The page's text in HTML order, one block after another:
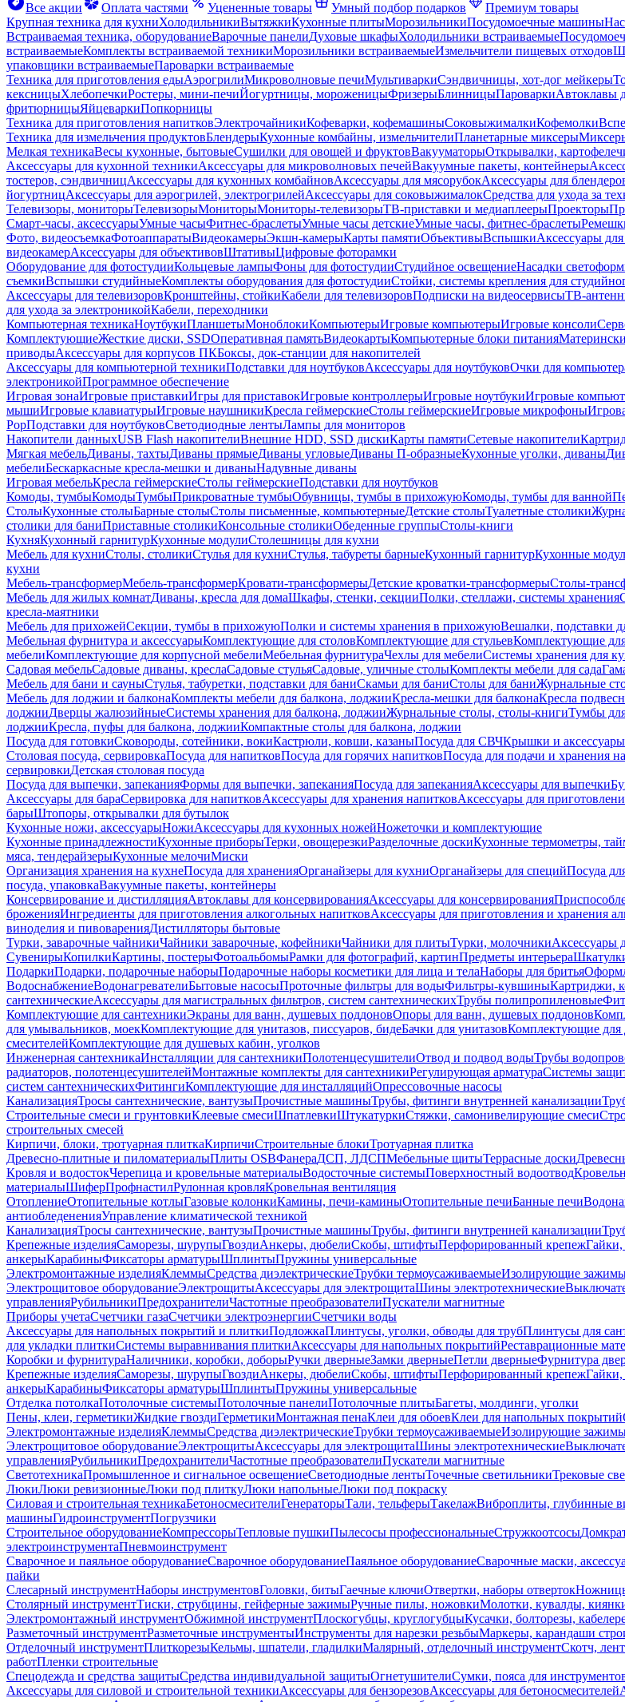
Все акции
Оплата частями Уцененные товары Умный подбор подарков
Премиум товары
Крупная техника для кухниХолодильникиВытяжкиКухонные плитыМорозильникиПосудомоечные машины
Встраиваемая техника, оборудованиеВарочные панелиДуховые шкафыХолодильники встраиваемые
встраиваемыеКомплекты встраиваемой техникиМорозильники встраиваемыеИзмельчители пищевых отходов
упаковщики встраиваемыеПароварки встраиваемые
Техника для приготовления едыАэрогрилиМикроволновые печиМультиваркиСэндвичницы, хот-дог мейкеры
кексницыХлебопечкиРостеры, мини-печиЙогуртницы, мороженицыФризерыБлинницыПароваркиАвтоклавы
фритюрницыЯйцеваркиПопкорницы
Техника для приготовления напитковЭлектрочайникиКофеварки, кофемашиныСоковыжималкиКофемолки
Техника для измельчения продуктовБлендерыКухонные комбайны, измельчителиПланетарные миксеры
Мелкая техникаВесы кухонные, бытовыеСушилки для овощей и фруктовВакууматорыОткрывалки,
Аксессуары для кухонной техникиАксессуары для микроволновых печейВакуумные пакеты, контейнеры
тостеров, сэндвичницАксессуары для кухонных комбайновАксессуары для мясорубокАксессуары для
йогуртницАксессуары для аэрогрилей, электрогрилейАксессуары для соковыжималокСредства для ухода за
Телевизоры, мониторыТелевизорыМониторыМониторы-телевизорыТВ-приставки и медиаплеерыПроекторы
Смарт-часы, аксессуарыУмные часыФитнес-браслетыУмные часы детскиеУмные часы, фитнес-браслеты
Фото, видеосъемкаФотоаппаратыВидеокамерыЭкшн-камерыКарты памятиОбъективыВспышкиАксессуары
видеокамерАксессуары для объективовШтативыЦифровые фоторамки
Оборудование для фотостудииКольцевые лампыФоны для фотостудииСтудийное освещениеНасадки
съемкиВспышки студийныеКомплекты оборудования для фотостудииСтойки, системы крепления для
Аксессуары для телевизоровКронштейны, стойкиКабели для телевизоровПодписки на видеосервисыТВ-
для ухода за электроникойКабели, переходники
Компьютерная техникаНоутбукиПланшетыМоноблокиКомпьютерыИгровые компьютерыИгровые консоли
КомплектующиеЖесткие диски, SSDОперативная памятьВидеокартыКомпьютерные блоки питания
приводыАксессуары для корпусов ПКБоксы, док-станции для накопителей
Аксессуары для компьютерной техникиПодставки для ноутбуковАксессуары для ноутбуковОчки для
электроникойПрограммное обеспечение
Игровая зонаИгровые приставкиИгры для приставокИгровые контроллерыИгровые ноутбукиИгровые
мышиИгровые клавиатурыИгровые наушникиКресла геймерскиеСтолы геймерскиеИгровые микрофоны
PopПодставки для ноутбуковСветодиодные лентыЛампы для мониторов
Накопители данныхUSB Flash накопителиВнешние HDD, SSD дискиКарты памятиСетевые накопители
Мягкая мебельДиваны, тахтыДиваны прямыеДиваны угловыеДиваны П-образныеКухонные уголки, диваны
мебелиБескаркасные кресла-мешки и диваныНадувные диваны
Игровая мебельКресла геймерскиеСтолы геймерскиеПодставки для ноутбуков
Комоды, тумбыКомодыТумбыПрикроватные тумбыОбувницы, тумбы в прихожуюКомоды, тумбы для ванной
СтолыКухонные столыБарные столыСтолы письменные, компьютерныеДетские столыТуалетные столики
столики для баниПриставные столикиКонсольные столикиОбеденные группыСтолы-книги
КухняКухонный гарнитурКухонные модулиСтолешницы для кухни
Мебель для кухниСтолы, столикиСтулья для кухниСтулья, табуреты барныеКухонный гарнитурКухонные
кухни
Мебель-трансформерМебель-трансформерКровати-трансформерыДетские кроватки-трансформерыСтолы-
Мебель для жилых комнатДиваны, кресла для домаШкафы, стенки, секцииПолки, стеллажи, системы хранения
кресла-маятники
Мебель для прихожейСекции, тумбы в прихожуюПолки и системы хранения в прихожуюВешалки, подставки
Мебельная фурнитура и аксессуарыКомплектующие для столовКомплектующие для стульевКомплектующие
мебелиКомплектующие для корпусной мебелиМебельная фурнитураЧехлы для мебелиСистемы хранения для
Садовая мебельСадовые диваны, креслаСадовые стульяСадовые, уличные столыКомплекты мебели для сада
Мебель для бани и сауныСтулья, табуретки, подставки для баниСкамьи для баниСтолы для баниЖурнальные
Мебель для лоджии и балконаКомплекты мебели для балкона, лоджииКресла-мешки для балконаКресла
лоджииДверцы жалюзийныеСистемы хранения для балкона, лоджииЖурнальные столы, столы-книгиТумбы
лоджииКресла, пуфы для балкона, лоджииКомпактные столы для балкона, лоджии
Посуда для готовкиСковороды, сотейники, вокиКастрюли, ковши, казаныПосуда для СВЧКрышки и
Столовая посуда, сервировкаПосуда для напитковПосуда для горячих напитковПосуда для подачи и хранения
сервировкиДетская столовая посуда
Посуда для выпечки, запеканияФормы для выпечки, запеканияПосуда для запеканияАксессуары для выпечки
Аксессуары для бараСервировка для напитковАксессуары для хранения напитковАксессуары для
барыШтопоры, открывалки для бутылок
Кухонные ножи, аксессуарыНожиАксессуары для кухонных ножейНожеточки и комплектующие
Кухонные принадлежностиКухонные приборыТерки, овощерезкиРазделочные доскиКухонные термометры,
мяса, тендерайзерыКухонные мелочиМиски
Организация хранения на кухнеПосуда для храненияОрганайзеры для кухниОрганайзеры для специйПосуда
посуда, упаковкаВакуумные пакеты, контейнеры
Консервирование и дистилляцияАвтоклавы для консервированияАксессуары для консервирования
броженияИнгредиенты для приготовления алкогольных напитковАксессуары для приготовления и хранения
виноделия и пивоваренияДистилляторы бытовые
Турки, заварочные чайникиЧайники заварочные, кофейникиЧайники для плитыТурки, молочникиАксессуары
СувенирыКопилкиКартины, постерыФотоальбомыРамки для фотографий, картинПредметы интерьера
ПодаркиПодарки, подарочные наборыПодарочные наборы косметики для лица и телаНаборы для бритья
ВодоснабжениеВодонагревателиБытовые насосыПроточные фильтры для водыФильтры-кувшиныКартриджи,
сантехническиеАксессуары для магистральных фильтров, систем сантехническихТрубы полипропиленовые
Комплектующие для сантехникиЭкраны для ванн, душевых поддоновОпоры для ванн, душевых поддонов
для умывальников, моекКомплектующие для унитазов, писсуаров, бидеБачки для унитазовКомплектующие для
смесителейКомплектующие для душевых кабин, уголков
Инженерная сантехникаИнсталляции для сантехникиПолотенцесушителиОтвод и подвод водыТрубы
радиаторов, полотенцесушителейМонтажные комплекты для сантехникиРегулирующая арматураСистемы
систем сантехническихФитингиКомплектующие для инсталляцийОпрессовочные насосы
КанализацияТросы сантехнические, вантузыПрочистные машиныТрубы, фитинги внутренней канализации
Строительные смеси и грунтовкиКлеевые смесиШпатлевкиШтукатуркиСтяжки, самонивелирующие смеси
строительных смесей
Кирпичи, блоки, тротуарная плиткаКирпичиСтроительные блокиТротуарная плитка
Древесно-плитные и пиломатериалыПлиты OSBФанераДСП, ЛДСПМебельные щитыТеррасные доски
Кровля и водостокЧерепица и кровельные материалыВодосточные системыПоверхностный водоотвод
материалыШиферПрофнастилРулонная кровляКровельная вентиляция
ОтоплениеОтопительные котлыГазовые колонкиКамины, печи-каминыОтопительные печиБанные печи
антиобледененияУправление климатической техникой
КанализацияТросы сантехнические, вантузыПрочистные машиныТрубы, фитинги внутренней канализации
Крепежные изделияСаморезы, шурупыГвоздиАнкеры, дюбелиСкобы, штифтыПерфорированный крепеж
анкерыКарабиныФиксаторы арматурыШплинтыПружины универсальные
Электромонтажные изделияКлеммыСредства диэлектрическиеТрубки термоусаживаемыеИзолирующие
Электрощитовое оборудованиеЭлектрощитыАксессуары для электрощитаШины электротехнические
управленияРубильникиПредохранителиЧастотные преобразователиПускатели магнитные
Приборы учетаСчетчики газаСчетчики электроэнергииСчетчики воды
Аксессуары для напольных покрытий и плиткиПодложкаПлинтусы, уголки, обводы для трубПлинтусы для
для укладки плиткиСистемы выравнивания плиткиАксессуары для напольных покрытийРеставрационные
Коробки и фурнитураНаличники, коробки, доборыРучки дверныеЗамки дверныеПетли дверныеФурнитура
Крепежные изделияСаморезы, шурупыГвоздиАнкеры, дюбелиСкобы, штифтыПерфорированный крепеж
анкерыКарабиныФиксаторы арматурыШплинтыПружины универсальные
Отделка потолкаПотолочные системыПотолочные панелиПотолочные плитыБагеты, молдинги, уголки
Пены, клеи, герметикиЖидкие гвоздиГерметикиМонтажная пенаКлеи для обоевКлеи для напольных покрытий
Электромонтажные изделияКлеммыСредства диэлектрическиеТрубки термоусаживаемыеИзолирующие
Электрощитовое оборудованиеЭлектрощитыАксессуары для электрощитаШины электротехнические
управленияРубильникиПредохранителиЧастотные преобразователиПускатели магнитные
СветотехникаПромышленное и сигнальное освещениеСветодиодные лентыТочечные светильникиТрековые
ЛюкиЛюки ревизионныеЛюки под плиткуЛюки напольныеЛюки под покраску
Силовая и строительная техникаБетоносмесителиГенераторыТали, тельферыТакелажВиброплиты, глубинные
машиныГидроинструментПогрузчики
Строительное оборудованиеКомпрессорыТепловые пушкиПылесосы профессиональныеСтружкоотсосы
электроинструментаПневмоинструмент
Сварочное и паяльное оборудованиеСварочное оборудованиеПаяльное оборудованиеСварочные маски,
пайки
Слесарный инструментНаборы инструментовГоловки, битыГаечные ключиОтвертки, наборы отверток
Столярный инструментТиски, струбцины, гейферные зажимыРучные пилы, ножовкиМолотки, кувалды,
Электромонтажный инструментОбжимной инструментПлоскогубцы, круглогубцыКусачки, болторезы,
Разметочный инструментРазметочные инструментыИнструменты для нарезки резьбыМаркеры, карандаши
Отделочный инструментПлиткорезыКельмы, шпатели, гладилкиМалярный, отделочный инструментСкотч,
работПленки строительные
Спецодежда и средства защитыСредства индивидуальной защитыОгнетушителиСумки, пояса для
Аксессуары для силовой и строительной техникиАксессуары для бензорезовАксессуары для бетоносмесителей